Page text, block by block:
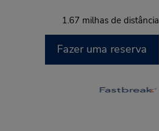
1.67 milhas de distância
Fazer uma reserva